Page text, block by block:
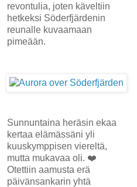
revontulia, joten käveltiin
hetkeksi Söderfjärdenin
reunalle kuvaamaan
pimeään.
Sunnuntaina heräsin ekaa
kertaa elämässäni yli
kuuskymppisen viereltä,
mutta mukavaa oli. ❤️
Otettiin aamusta erä
päivänsankarin yhtä